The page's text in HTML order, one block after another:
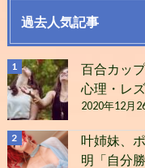
過去人気記事
百合カッ
心理・レ
2020年12月
叶姉妹、
明「自分